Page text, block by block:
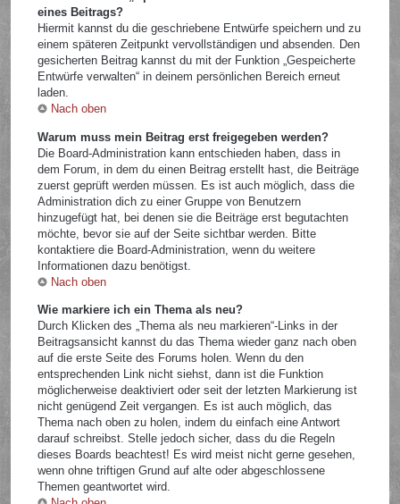
eines Beitrags?
Hiermit kannst du die geschriebene Entwürfe speichern und zu
einem späteren Zeitpunkt vervollständigen und absenden. Den
gesicherten Beitrag kannst du mit der Funktion „Gespeicherte
Entwürfe verwalten“ in deinem persönlichen Bereich erneut
laden.
Nach oben
Warum muss mein Beitrag erst freigegeben werden?
Die Board-Administration kann entschieden haben, dass in
dem Forum, in dem du einen Beitrag erstellt hast, die Beiträge
zuerst geprüft werden müssen. Es ist auch möglich, dass die
Administration dich zu einer Gruppe von Benutzern
hinzugefügt hat, bei denen sie die Beiträge erst begutachten
möchte, bevor sie auf der Seite sichtbar werden. Bitte
kontaktiere die Board-Administration, wenn du weitere
Informationen dazu benötigst.
Nach oben
Wie markiere ich ein Thema als neu?
Durch Klicken des „Thema als neu markieren“-Links in der
Beitragsansicht kannst du das Thema wieder ganz nach oben
auf die erste Seite des Forums holen. Wenn du den
entsprechenden Link nicht siehst, dann ist die Funktion
möglicherweise deaktiviert oder seit der letzten Markierung ist
nicht genügend Zeit vergangen. Es ist auch möglich, das
Thema nach oben zu holen, indem du einfach eine Antwort
darauf schreibst. Stelle jedoch sicher, dass du die Regeln
dieses Boards beachtest! Es wird meist nicht gerne gesehen,
wenn ohne triftigen Grund auf alte oder abgeschlossene
Themen geantwortet wird.